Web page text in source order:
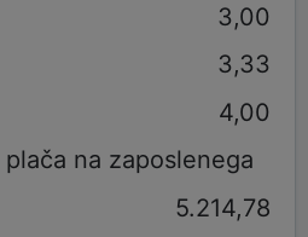
3,00
3,33
4,00
na zaposlenega
5.214,78